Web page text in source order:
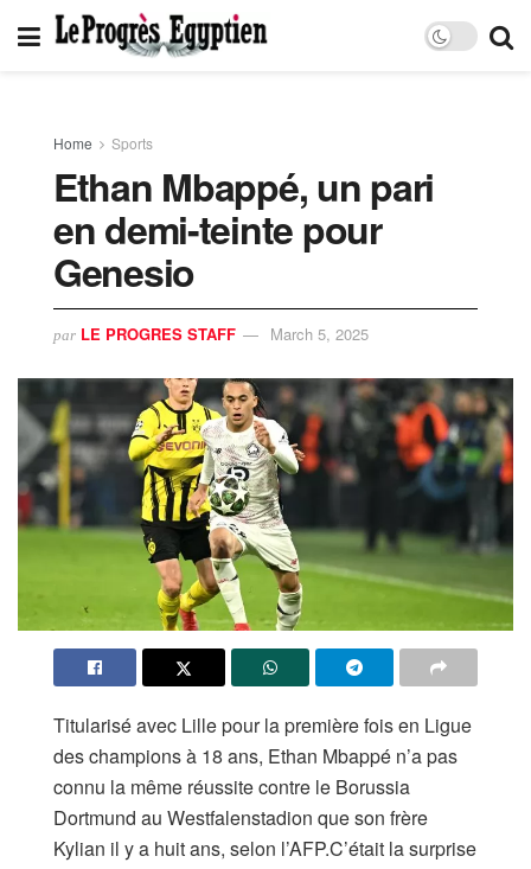
Home Sports
Ethan Mbappé, un pari
en demi-teinte pour
Genesio
par LE PROGRES STAFF March 5, 2025
Titularisé avec Lille pour la première fois en Ligue
des champions à 18 ans, Ethan Mbappé n’a pas
connu la même réussite contre le Borussia
Dortmund au Westfalenstadion que son frère
Kylian il y a huit ans, selon l’AFP.C’était la surprise